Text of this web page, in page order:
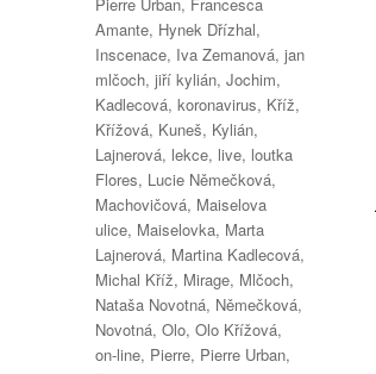
Pierre Urban, Francesca
Amante, Hynek Dřízhal,
Inscenace, Iva Zemanová,jan
mlčoch,jiří kylián,Jochim,
Kadlecová,koronavirus, Kříž,
Křížová, Kuneš, Kylián,
Lajnerová, lekce, live, loutka
Flores, Lucie Němečková,
Machovičová, Maiselova
ulice, Maiselovka, Marta
Lajnerová, Martina Kadlecová,
Michal Kříž, Mirage, Mlčoch,
Nataša Novotná, Němečková,
Novotná,Olo,Olo Křížová,
on-line, Pierre, Pierre Urban,